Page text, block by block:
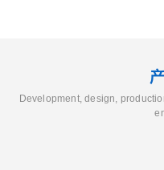
Development, design,